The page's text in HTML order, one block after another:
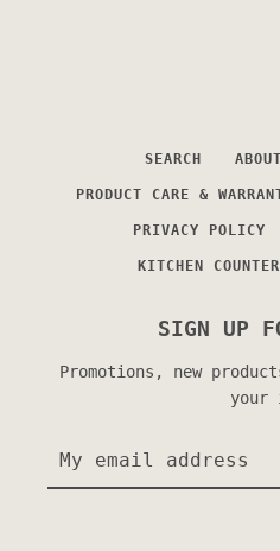
SEARCH
PRODUCT CARE &
PRIVACY POLICY
KITCHEN
SIGN UP
Promotions, new
your